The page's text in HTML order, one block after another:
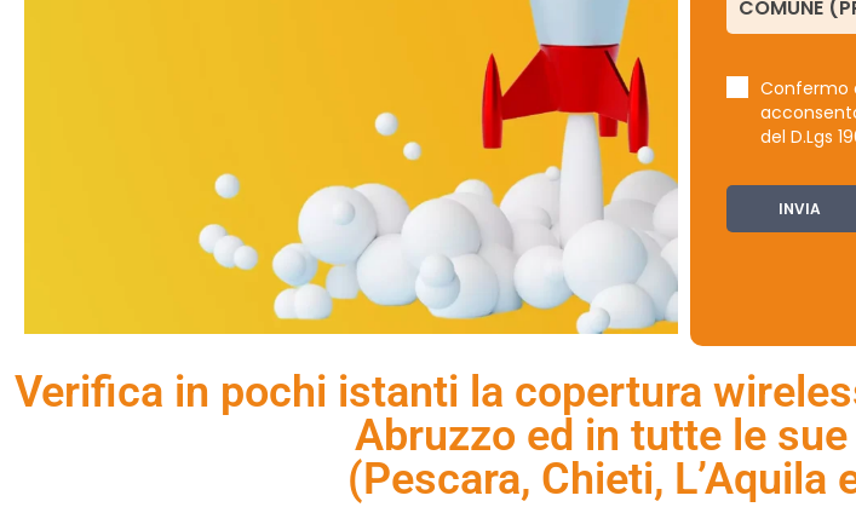
Confermo
del D.Lgs
Verifica in pochi istanti la copertura
Abruzzo ed in tutte le
(Pescara, Chieti, L’Aquila